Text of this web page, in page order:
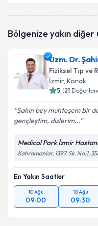
oluşturun. Size bu
E-posta Adresiniz
Kişisel
Metni'ni
Bölgenize yakın
Uzm. Dr.
Fiziksel Tıp ve
İzmir, Konak
5 (21
Şahin bey muhteşem bir
gençleştim, dizlerim...
Medical Park İzmir
Kahramanlar, 1397. Sk. No:1,
En Yakın Saatler
10 Ağu
09:00
10 Ağu
09:30